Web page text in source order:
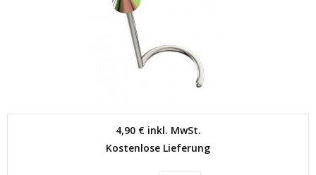
4,90 €inkl. MwSt.
Kostenlose Lieferung